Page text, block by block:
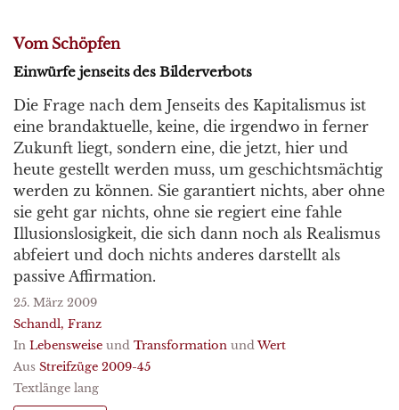
Vom Schöpfen
Einwürfe jenseits des Bilderverbots
Die Frage nach dem Jenseits des Kapitalismus ist
eine brandaktuelle, keine, die irgendwo in ferner
Zukunft liegt, sondern eine, die jetzt, hier und
heute gestellt werden muss, um geschichtsmächtig
werden zu können. Sie garantiert nichts, aber ohne
sie geht gar nichts, ohne sie regiert eine fahle
Illusionslosigkeit, die sich dann noch als Realismus
abfeiert und doch nichts anderes darstellt als
passive Affirmation.
25. März 2009
Schandl, Franz
In Lebensweise und Transformation undWert
Aus Streifzüge 2009-45
Textlänge lang